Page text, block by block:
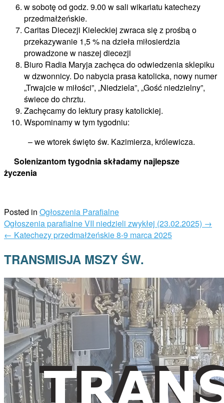
w sobotę od godz. 9.00 w sali wikariatu katechezy
przedmałżeńskie.
Caritas Diecezji Kieleckiej zwraca się z prośbą o
przekazywanie 1,5 % na dzieła miłosierdzia
prowadzone w naszej diecezji
Biuro Radia Maryja zachęca do odwiedzenia sklepiku
w dzwonnicy. Do nabycia prasa katolicka, nowy numer
„Trwajcie w miłości”, „Niedziela”, „Gość niedzielny”,
świece do chrztu.
Zachęcamy do lektury prasy katolickiej.
Wspominamy w tym tygodniu:
– we wtorek święto św. Kazimierza, królewicza.
Solenizantom tygodnia składamy najlepsze
życzenia
Posted in Ogłoszenia Parafialne
Post
navigation
Ogłoszenia parafialne VII niedzieli zwykłej (23.02.2025) →
← Katechezy przedmałżeńskie 8-9 marca 2025
TRANSMISJA MSZY ŚW.